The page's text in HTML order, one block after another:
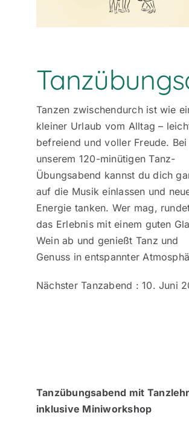
Tanzen zwischendurch ist wie
kleiner Urlaub vom Alltag –
befreiend und voller Freude. Bei
unserem 120-minütigen Tanz-
Übungsabend kannst du dich
auf die Musik einlassen und
Energie tanken. Wer mag,
das Erlebnis mit einem guten
Wein ab und genießt Tanz und
Genuss in entspannter
Nächster Tanzabend : 10. Juni
Tanzübungsabend mit
inklusive Miniworkshop